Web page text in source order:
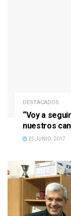
DESTACADOS
“Voy a
nuestros
25 JUNIO, 2017